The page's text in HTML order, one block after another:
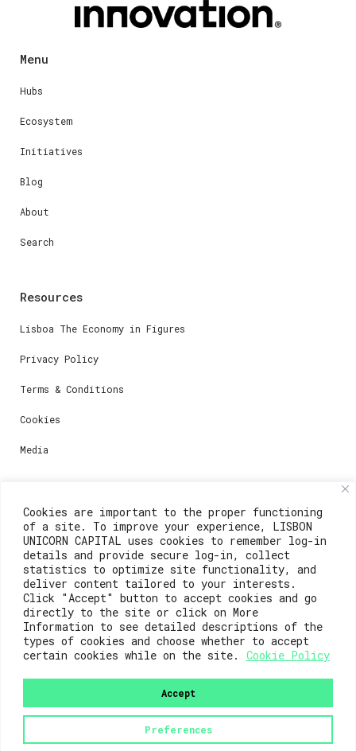
Cookies are important to the proper functioning
of a site. To improve your experience, LISBON
UNICORN CAPITAL uses cookies to remember log-in
details and provide secure log-in, collect
statistics to optimize site functionality, and
deliver content tailored to your interests.
Click "Accept" button to accept cookies and go
directly to the site or click on More
Information to see detailed descriptions of the
types of cookies and choose whether to accept
certain cookies while on the site.
Cookie Policy
Preferences
Accept
Menu
Hubs
Ecosystem
Initiatives
Blog
About
Search
Resources
Lisboa The Economy in Figures
Privacy Policy
Terms & Conditions
Cookies
Media
Contacts
For registration questions or support, email us at:
weare@lisboainnovation.com
For technical issues or additional support, email us
at:
support@lisboainnovation.com